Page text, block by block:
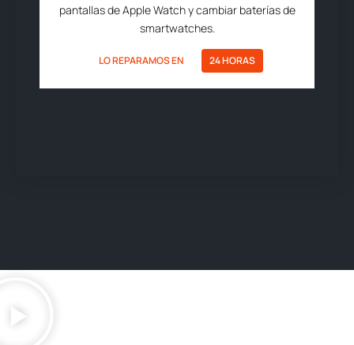
pantallas de Apple Watch y cambiar baterías de
smartwatches.
LO REPARAMOS EN 24 HORAS